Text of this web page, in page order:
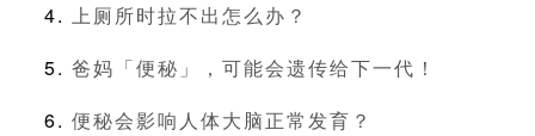
上厕所时拉不出怎么办？
爸妈「便秘」，可能会遗传给下一代！
便秘会影响人体大脑正常发育？